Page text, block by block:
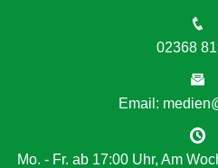
02368
Email:
Mo. - Fr. ab 17:00 Uhr, Am